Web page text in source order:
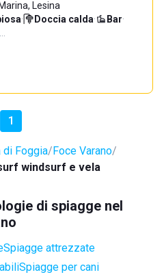
Lesina
· Doccia calda· Bar·
1
di Foggia Foce Varano
windsurf e vela
di spiagge nel
Spiagge attrezzate
Spiagge per cani